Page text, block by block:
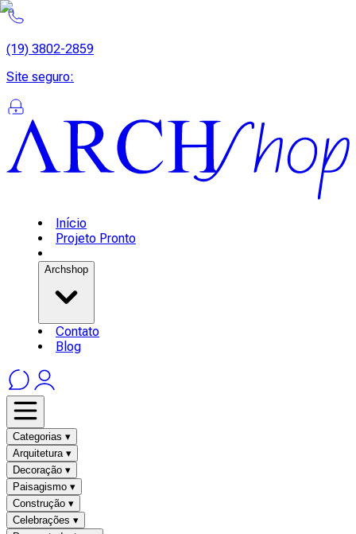
(19) 3802-2859
Site seguro:
Início
Projeto Pronto
Archshop
Contato
Blog
Categorias ▾
Arquitetura ▾
Decoração ▾
Paisagismo ▾
Construção ▾
Celebrações ▾